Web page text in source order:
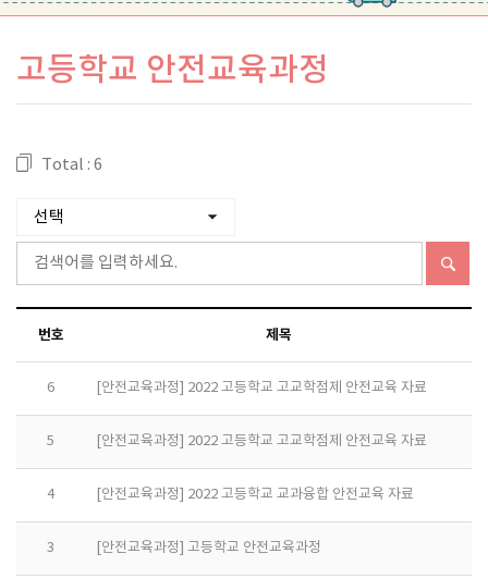
고등학교 안전교육과정
Total : 6
번호 제목
6 [안전교육과정] 2022 고등학교 고교학점제 안전교육 자료
5 [안전교육과정] 2022 고등학교 고교학점제 안전교육 자료
4 [안전교육과정] 2022 고등학교 교과융합 안전교육 자료
3 [안전교육과정] 고등학교 안전교육과정